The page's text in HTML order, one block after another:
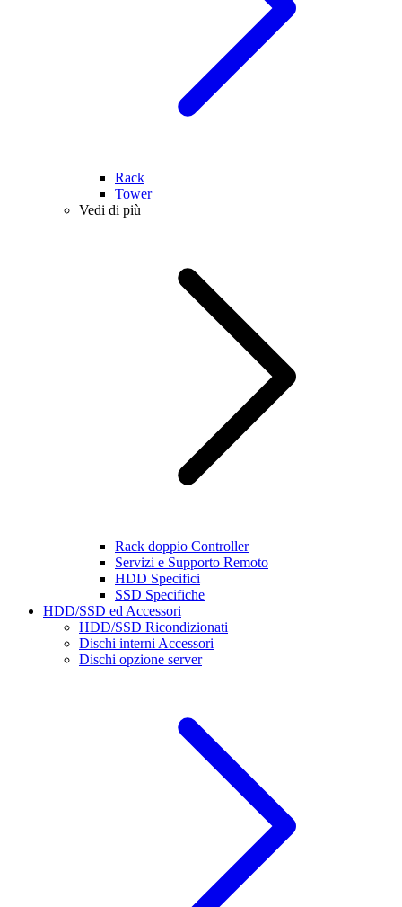
Rack
Tower
Vedi di più
Rack doppio Controller
Servizi e Supporto Remoto
HDD Specifici
SSD Specifiche
HDD/SSD ed Accessori
HDD/SSD Ricondizionati
Dischi interni Accessori
Dischi opzione server